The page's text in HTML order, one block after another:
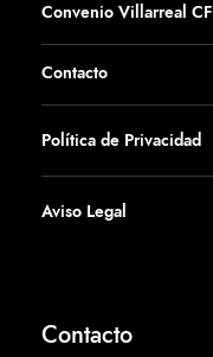
Convenio Villarreal CF
Contacto
Política de Privacidad
Aviso Legal
Contacto